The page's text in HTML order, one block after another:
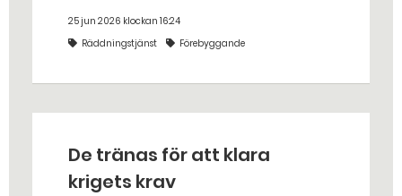
25 jun 2026 klockan 16:24
Räddningstjänst
Förebyggande
De tränas för att klara
krigets krav